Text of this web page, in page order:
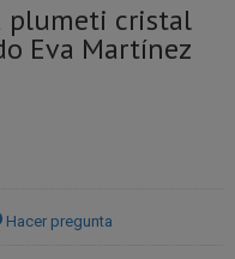
plumeti cristal
Eva Martínez
Hacer pregunta